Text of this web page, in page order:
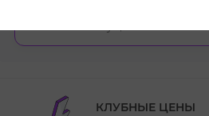
КЛУБНЫЕ ЦЕНЫ